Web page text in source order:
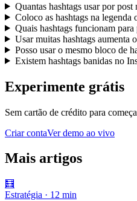
Quantas hashtags usar por post
Coloco as hashtags na
Quais hashtags funcionam
Usar muitas hashtags aumenta
Posso usar o mesmo bloco de
Existem hashtags banidas no
Experimente grátis
Sem cartão de crédito para
Criar contaVer demo ao vivo
Mais artigos
🧮
Estratégia · 12 min